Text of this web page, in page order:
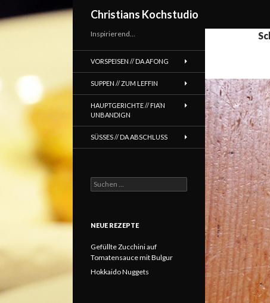
Christians Kochstudio
Inspirierend…
VORSPEISEN // DA AFONG
SUPPEN // ZUM LEFFIN
HAUPTGERICHTE // FIA’N
UNBANDIGN
SÜSSES // DA ABSCHLUSS
Suchen
nach:
NEUE REZEPTE
Gefüllte Zucchini auf
Tomatensauce mit Bulgur
Hokkaido Nuggets